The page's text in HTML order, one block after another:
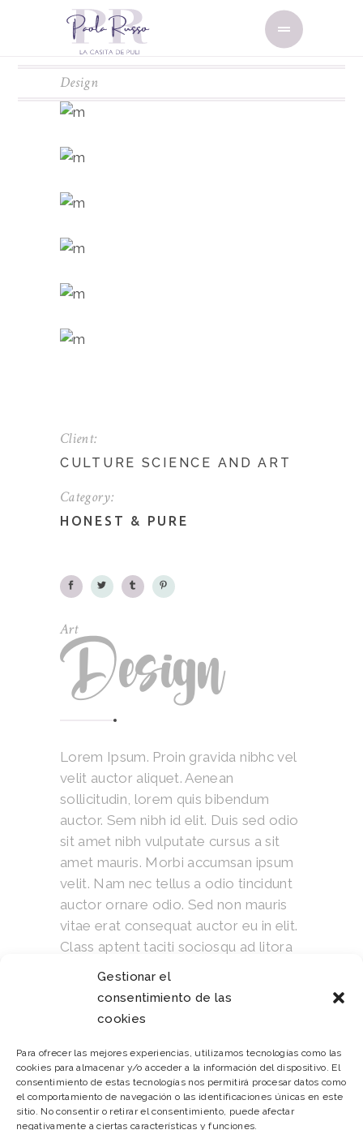
Gestionar el
consentimiento de las
cookies
Para ofrecer las mejores experiencias, utilizamos tecnologías como las
cookies para almacenar y/o acceder a la información del dispositivo. El
consentimiento de estas tecnologías nos permitirá procesar datos como
el comportamiento de navegación o las identificaciones únicas en este
sitio. No consentir o retirar el consentimiento, puede afectar
negativamente a ciertas características y funciones.
Design
Client:
CULTURE SCIENCE AND ART
Category:
HONEST & PURE
Art
Design
Lorem Ipsum. Proin gravida nibhc vel
velit auctor aliquet. Aenean
sollicitudin, lorem quis bibendum
auctor. Sem nibh id elit. Duis sed odio
sit amet nibh vulputate cursus a sit
amet mauris. Morbi accumsan ipsum
velit. Nam nec tellus a odio tincidunt
auctor ornare odio. Sed non mauris
vitae erat consequat auctor eu in elit.
Class aptent taciti sociosqu ad litora
torquent per conubia nostra, per
inceptos himenaeos.
PREVIOUS NEXT